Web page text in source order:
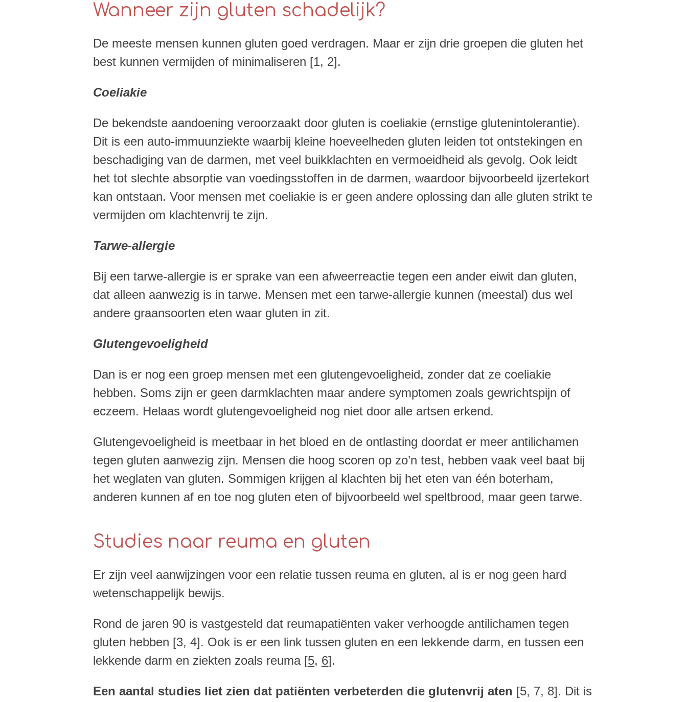
Wanneer zijn gluten schadelijk?
De meeste mensen kunnen gluten goed verdragen. Maar er zijn drie groepen die gluten het
best kunnen vermijden of minimaliseren [1, 2].
Coeliakie
De bekendste aandoening veroorzaakt door gluten is coeliakie (ernstige glutenintolerantie).
Dit is een auto-immuunziekte waarbij kleine hoeveelheden gluten leiden tot ontstekingen en
beschadiging van de darmen, met veel buikklachten en vermoeidheid als gevolg. Ook leidt
het tot slechte absorptie van voedingsstoffen in de darmen, waardoor bijvoorbeeld ijzertekort
kan ontstaan. Voor mensen met coeliakie is er geen andere oplossing dan alle gluten strikt te
vermijden om klachtenvrij te zijn.
Tarwe-allergie
Bij een tarwe-allergie is er sprake van een afweerreactie tegen een ander eiwit dan gluten,
dat alleen aanwezig is in tarwe. Mensen met een tarwe-allergie kunnen (meestal) dus wel
andere graansoorten eten waar gluten in zit.
Glutengevoeligheid
Dan is er nog een groep mensen met een glutengevoeligheid, zonder dat ze coeliakie
hebben. Soms zijn er geen darmklachten maar andere symptomen zoals gewrichtspijn of
eczeem. Helaas wordt glutengevoeligheid nog niet door alle artsen erkend.
Glutengevoeligheid is meetbaar in het bloed en de ontlasting doordat er meer antilichamen
tegen gluten aanwezig zijn. Mensen die hoog scoren op zo’n test, hebben vaak veel baat bij
het weglaten van gluten. Sommigen krijgen al klachten bij het eten van één boterham,
anderen kunnen af en toe nog gluten eten of bijvoorbeeld wel speltbrood, maar geen tarwe.
Studies naar reuma en gluten
Er zijn veel aanwijzingen voor een relatie tussen reuma en gluten, al is er nog geen hard
wetenschappelijk bewijs.
Rond de jaren 90 is vastgesteld dat reumapatiënten vaker verhoogde antilichamen tegen
gluten hebben [3, 4]. Ook is er een link tussen gluten en een lekkende darm, en tussen een
lekkende darm en ziekten zoals reuma [5, 6].
Een aantal studies liet zien dat patiënten verbeterden die glutenvrij aten [5, 7, 8]. Dit is